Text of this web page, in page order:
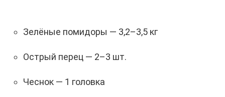
Зелёные помидоры — 3,2–3,5 кг
Острый перец — 2–3 шт.
Чеснок — 1 головка